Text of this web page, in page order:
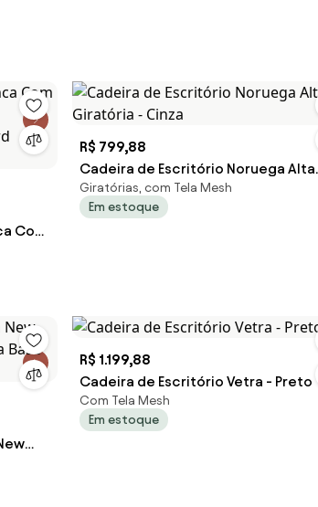
Com
R$ 799,88
Cadeira de Escritório Noruega Alta
Giratória - Cinza
Giratórias, com Tela Mesh
Em estoque
R$ 1.199,88
Cadeira de Escritório Vetra - Preto
Com Tela Mesh
Em estoque